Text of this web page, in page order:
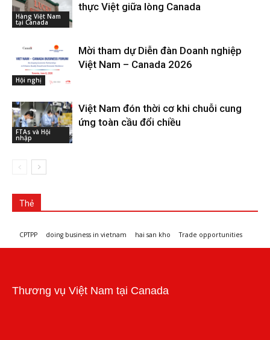
Hàng Việt Nam
tại Canada
thực Việt giữa lòng Canada
Hội nghị
Mời tham dự Diễn đàn Doanh nghiệp
Việt Nam – Canada 2026
FTAs và Hội
nhập
Việt Nam đón thời cơ khi chuỗi cung
ứng toàn cầu đổi chiều
Thẻ
CPTPP doing business in vietnam hai san kho Trade opportunities
Thương vụ Việt Nam tại Canada